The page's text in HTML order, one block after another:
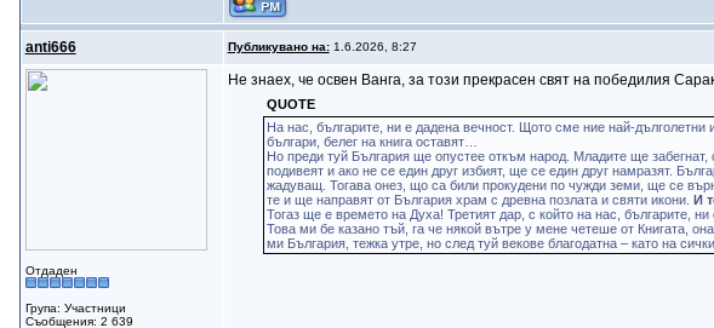
anti666 Публикувано на:1.6.2026, 8:27
Отдаден
Група: Участници
Съобщения: 2 639
Не знаех, че освен Ванга, за този прекрасен свят на победилия
QUOTE
На нас, българите, ни е дадена вечност. Щото сме ние най-
българи, белег на книга оставят…
Но преди туй България ще опустее откъм народ. Младите ще
подивеят и ако не се един друг избият, ще се един друг намразят.
жадуващ. Тогава онез, що са били прокудени по чужди земи, ще се
те и ще направят от България храм с древна позлата и святи икони.И
Тогаз ще е времето на Духа! Третият дар, с който на нас, българите,
Това ми бе казано тъй, га че някой вътре у мене четеше от Книгата,
ми България, тежка утре, но след туй векове благодатна – като на